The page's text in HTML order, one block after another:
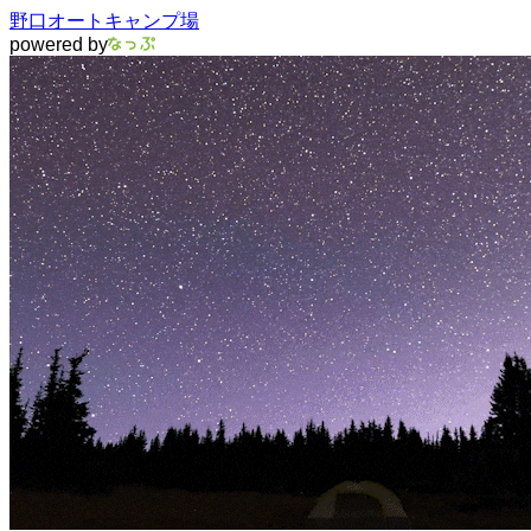
野口オートキャンプ場
powered by